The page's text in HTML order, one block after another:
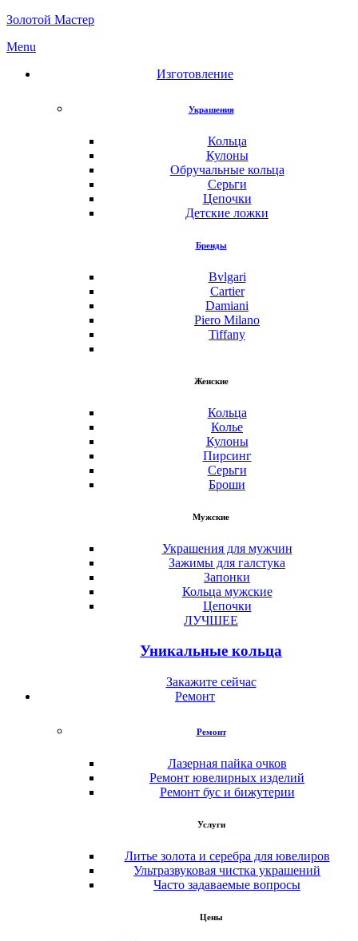
Золотой Мастер
Menu
Изготовление
Украшения
Кольца
Кулоны
Обручальные кольца
Серьги
Цепочки
Детские ложки
Бренды
Bvlgari
Cartier
Damiani
Piero Milano
Tiffany
Женские
Кольца
Колье
Кулоны
Пирсинг
Серьги
Броши
Мужские
Украшения для мужчин
Зажимы для галстука
Запонки
Кольца мужские
Цепочки
ЛУЧШЕЕ
Уникальные кольца
Закажите сейчас
Ремонт
Ремонт
Лазерная пайка очков
Ремонт ювелирных изделий
Ремонт бус и бижутерии
Услуги
Литье золота и серебра для ювелиров
Ультразвуковая чистка украшений
Часто задаваемые вопросы
Цены